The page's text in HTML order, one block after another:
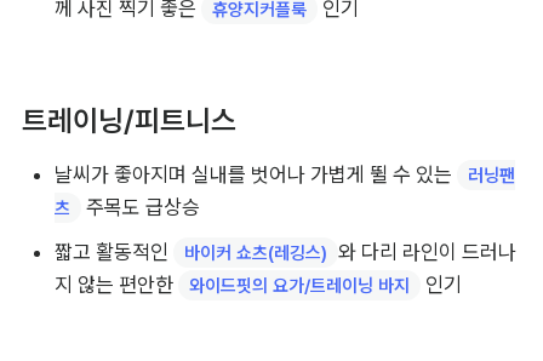
휩쓸며 본격적인 여름휴가 준비
뜨거운 햇빛으로부터 피부를 보호하고 노출 부담을 덜어주
는
래쉬가드 와 수영복커버업
사진 속 비비드한
원색의 수영복 과 더불어, 여행지에서 함
께 사진 찍기 좋은 휴양지커플룩 인기